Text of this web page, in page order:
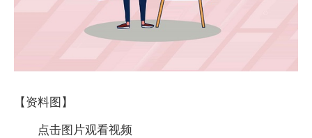
【资料图】
点击图片观看视频